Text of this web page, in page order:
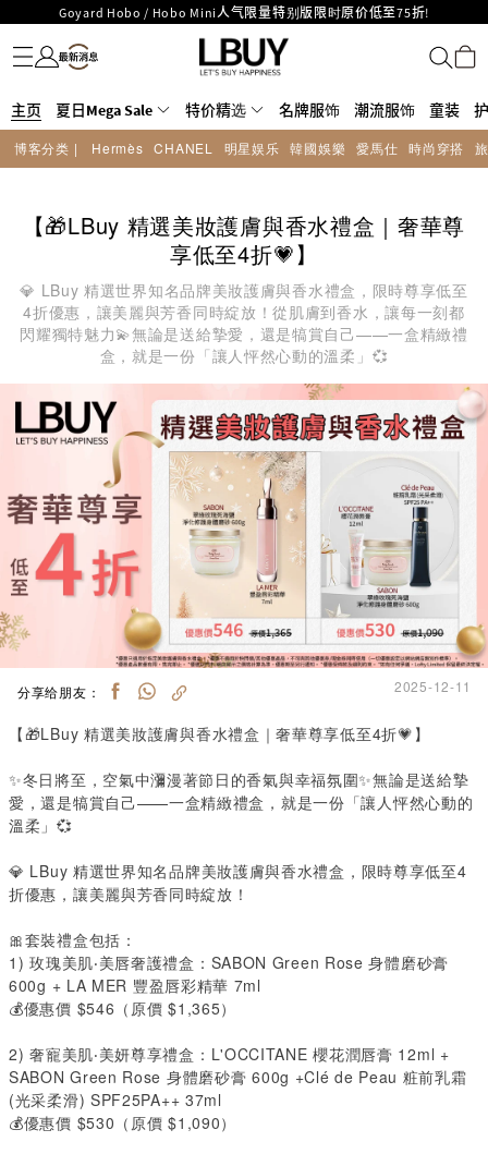
Goyard Hobo / Hobo Mini人气限量特别版限时原价低至75折!
LBuy呈献 - Hermès 及 Chanel 手袋及首饰低至6折，立即入手!
LBuy Nintendo Switch / Nintendo Switch 2 正规商品零售店登陆MOKO 4楼
重要通告：银行转帐及转数快付款注意事项
购物满HKD500即享免运费！
LBuy获香港知识产权署颁发2026《正版正货承诺》商标
名牌服饰
潮流服饰
童装
护肤美妆
香水香薰
个人护理
母婴护理
游戏及精品玩具
文仪用品
家居生活
电子产品
美食
医药保健
运动与户外用品
主页 夏日Mega Sale 特价精选 名牌服饰 潮流服饰 童装
博客分类 | Hermès CHANEL 明星娱乐 韓國娛樂 愛馬仕 時尚穿搭
【🎁LBuy 精選美妝護膚與香水禮盒｜奢華尊
享低至4折💗】
💎 LBuy 精選世界知名品牌美妝護膚與香水禮盒，限時尊享低至
4折優惠，讓美麗與芳香同時綻放！從肌膚到香水，讓每一刻都
閃耀獨特魅力💫無論是送給摯愛，還是犒賞自己——一盒精緻禮
盒，就是一份「讓人怦然心動的溫柔」💞
分享给朋友： 2025-12-11
【🎁LBuy 精選美妝護膚與香水禮盒｜奢華尊享低至4折💗】
✨冬日將至，空氣中瀰漫著節日的香氣與幸福氛圍✨無論是送給摯
愛，還是犒賞自己——一盒精緻禮盒，就是一份「讓人怦然心動的
溫柔」💞
💎 LBuy 精選世界知名品牌美妝護膚與香水禮盒，限時尊享低至4
折優惠，讓美麗與芳香同時綻放！
🎀套裝禮盒包括：
1️)玫瑰美肌‧美唇奢護禮盒： SABON Green Rose身體磨砂膏
600g + LA MER 豐盈唇彩精華 7ml
💰優惠價 $546 （原價 $1,365）
2️)奢寵美肌‧美妍尊享禮盒： L'OCCITANE櫻花潤唇膏 12ml +
SABON Green Rose 身體磨砂膏 600g +Clé de Peau 粧前乳霜
(光采柔滑) SPF25PA++ 37ml
💰優惠價 $530 （原價 $1,090）